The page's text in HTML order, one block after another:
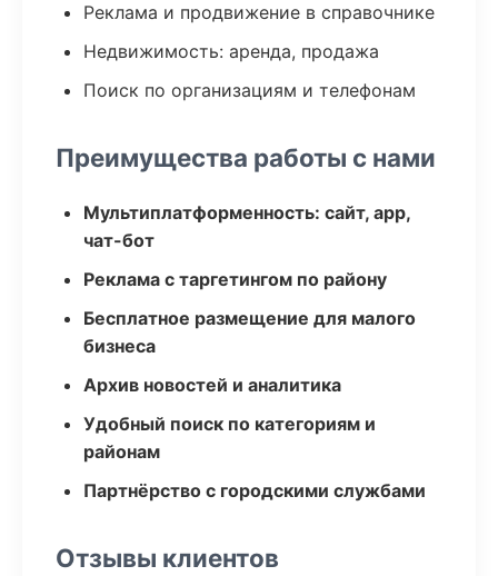
Реклама и продвижение в справочнике
Недвижимость: аренда, продажа
Поиск по организациям и телефонам
Преимущества работы с нами
Мультиплатформенность: сайт, app,
чат-бот
Реклама с таргетингом по району
Бесплатное размещение для малого
бизнеса
Архив новостей и аналитика
Удобный поиск по категориям и
районам
Партнёрство с городскими службами
Отзывы клиентов